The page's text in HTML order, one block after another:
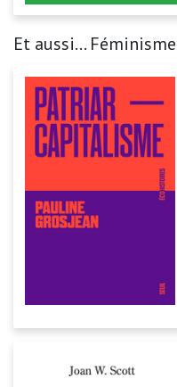
Et aussi... Féminisme